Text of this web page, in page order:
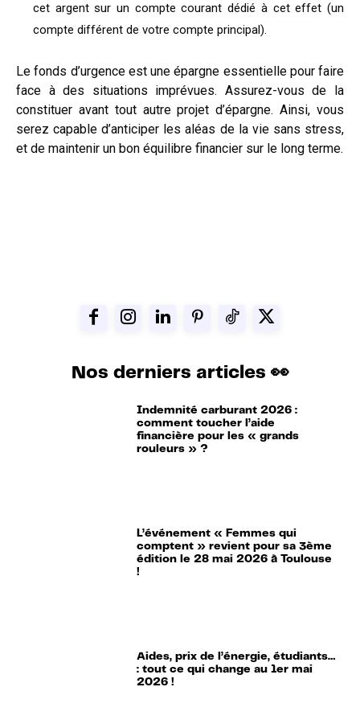
cet argent sur un compte courant dédié à cet effet (un
compte différent de votre compte principal).
Le fonds d’urgence est une épargne essentielle pour faire
face à des situations imprévues. Assurez-vous de la
constituer avant tout autre projet d’épargne. Ainsi, vous
serez capable d’anticiper les aléas de la vie sans stress,
et de maintenir un bon équilibre financier sur le long terme.
Nos derniers articles 👀
Indemnité carburant 2026 :
comment toucher l’aide
financière pour les « grands
rouleurs » ?
L’événement « Femmes qui
comptent » revient pour sa 3ème
édition le 28 mai 2026 à Toulouse
!
Aides, prix de l’énergie, étudiants…
: tout ce qui change au 1er mai
2026 !